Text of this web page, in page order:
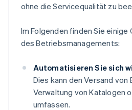
ohne die Servicequalität zu
Im Folgenden finden Sie
des Betriebsmanagements:
Automatisieren Sie sich
Dies kann den Versand
Verwaltung von Katalogen
umfassen.